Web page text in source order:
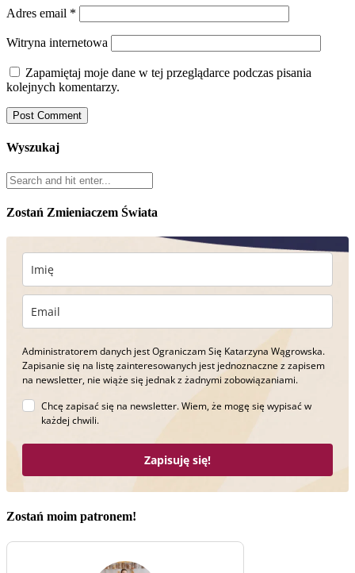
Adres email *
Witryna internetowa
Zapamiętaj moje dane w tej przeglądarce podczas pisania
kolejnych komentarzy.
Wyszukaj
Zostań Zmieniaczem Świata
Administratorem danych jest Ograniczam Się Katarzyna Wągrowska.
Zapisanie się na listę zainteresowanych jest jednoznaczne z zapisem
na newsletter, nie wiąże się jednak z żadnymi zobowiązaniami.
Chcę zapisać się na newsletter. Wiem, że mogę się wypisać w
każdej chwili.
Zapisuję się!
Zostań moim patronem!